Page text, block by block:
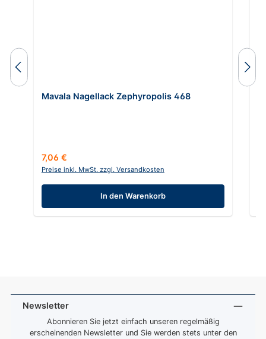
Mavala Nagellack Zephyropolis 468
Regulärer Preis:
7,06 €
Preise inkl. MwSt. zzgl. Versandkosten
In den Warenkorb
Newsletter
Abonnieren Sie jetzt einfach unseren regelmäßig
erscheinenden Newsletter und Sie werden stets unter den